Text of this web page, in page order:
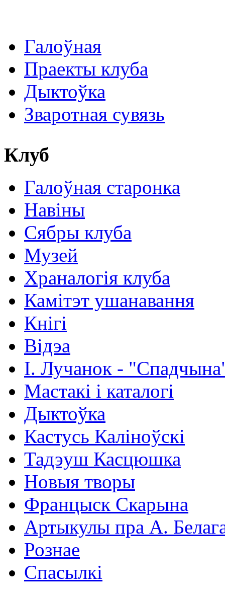
Галоўная
Праекты клуба
Дыктоўка
Зваротная сувязь
Клуб
Галоўная старонка
Навіны
Сябры клуба
Музей
Храналогія клуба
Камітэт ушанавання
Кнігі
Відэа
І. Лучанок -
Мастакі i каталогi
Дыктоўка
Кастусь Каліноўскі
Тадэуш Касцюшка
Новыя творы
Францыск Скарына
Артыкулы пра А.
Рознае
Спасылкі